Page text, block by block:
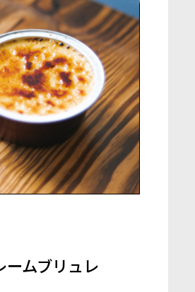
ームブリュレ